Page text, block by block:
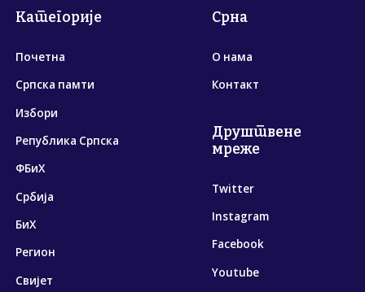
Категорије
Почетна
Српска памти
Избори
Република Српска
ФБиХ
Србија
БиХ
Регион
Свијет
Срна
О нама
Контакт
Друштвене
мреже
Twitter
Instagram
Facebook
Youtube